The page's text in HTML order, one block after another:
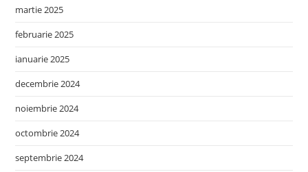
martie 2025
februarie 2025
ianuarie 2025
decembrie 2024
noiembrie 2024
octombrie 2024
septembrie 2024